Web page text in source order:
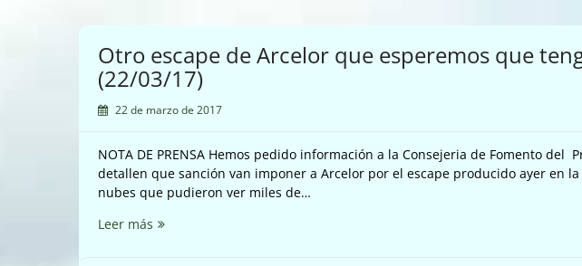
Otro escape de Arcelor que esperemos que
(22/03/17)
22 de marzo de 2017
NOTA DE PRENSA Hemos pedido información a la Consejeria de Fomento del
detallen que sanción van imponer a Arcelor por el escape producido ayer en
nubes que pudieron ver miles de…
Leer más Otro